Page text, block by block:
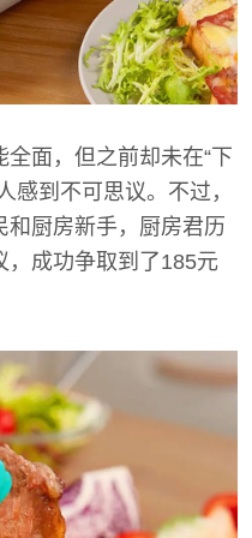
面，但之前却未在“下
感到不可思议。不过，
厨房新手，厨房君历
，成功争取到了185元